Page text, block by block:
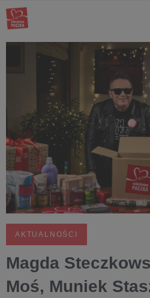
AKTUALNOŚCI
Magda
Moś, Muniek